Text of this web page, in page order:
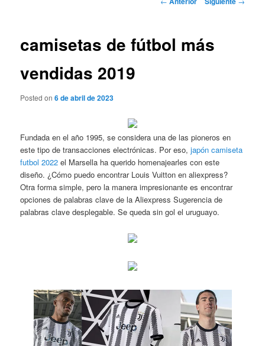
camisetas de fútbol más
vendidas 2019
Posted on6 de abril de 2023
Fundada en el año 1995, se considera una de las pioneros en
este tipo de transacciones electrónicas. Por eso,japón camiseta
futbol 2022 el Marsella ha querido homenajearles con este
diseño. ¿Cómo puedo encontrar Louis Vuitton en aliexpress?
Otra forma simple, pero la manera impresionante es encontrar
opciones de palabras clave de la Aliexpress Sugerencia de
palabras clave desplegable. Se queda sin gol el uruguayo.